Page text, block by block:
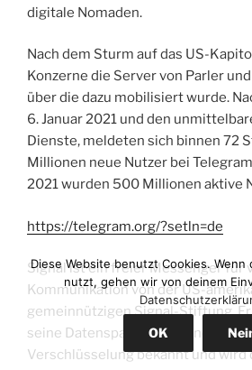
digitale Nomaden.
Nach dem Sturm auf das US-
Konzerne die Server von Parler
über die dazu mobilisiert wurde.
6. Januar 2021 und den
Dienste, meldeten sich binnen 72
Millionen neue Nutzer bei Telegram
2021 wurden 500 Millionen aktive
https://telegram.org/?setln=de
Signal ist ein freier Messenger für
Kommunikation von der US-
gemeinnützigen Signal-Stiftung.
seine Datensparsamkeit und Ende-
Verschlüsselung bekannt und wird
Diese Website benutzt Cookies.
nutzt, gehen wir von deinem
OK